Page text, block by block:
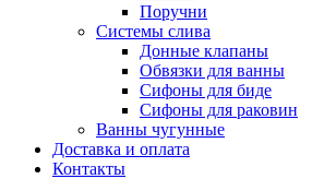
Поручни
Системы слива
Донные клапаны
Обвязки для ванны
Сифоны для биде
Сифоны для раковин
Ванны чугунные
Доставка и оплата
Контакты